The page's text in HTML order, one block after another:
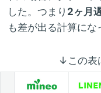
した。つまり 2ヶ月
も差が出る計算にな
↓この表